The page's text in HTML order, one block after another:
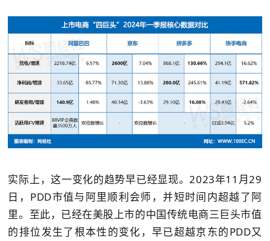
实际上，这一变化的趋势早已经显现。2023年11月29
日，PDD市值与阿里顺利会师，并短时间内超越了阿
里。至此，已经在美股上市的中国传统电商三巨头市值
的排位发生了根本性的变化，早已超越京东的PDD又